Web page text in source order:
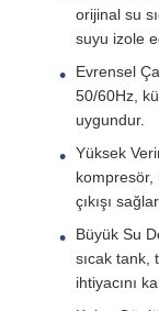
Konut RO
UV Su
Su Filtresi
Endüstriyel
RO membran
orijinal su
suyu izole
Evrensel
50/60Hz,
uygundur.
Yüksek
kompresör,
çıkışı sağlar.
Büyük Su
sıcak tank,
ihtiyacını